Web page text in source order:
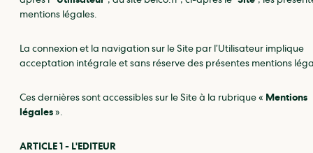
mentions légales.
La connexion et la navigation sur le Site par l’Utilisateur implique
acceptation intégrale et sans réserve des présentes mentions
Ces dernières sont accessibles sur le Site à la rubrique « Mentions
légales ».
ARTICLE 1 - L'EDITEUR